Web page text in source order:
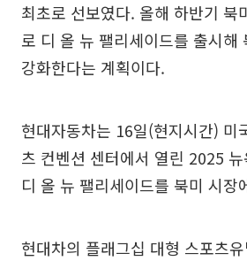
최초로 선보였다. 올해 하반기 북
로 디 올 뉴 팰리세이드를 출시해
강화한다는 계획이다.
현대자동차는 16일(현지시간) 미
츠 컨벤션 센터에서 열린 2025
디 올 뉴 팰리세이드를 북미 시장
현대차의 플래그십 대형 스포츠